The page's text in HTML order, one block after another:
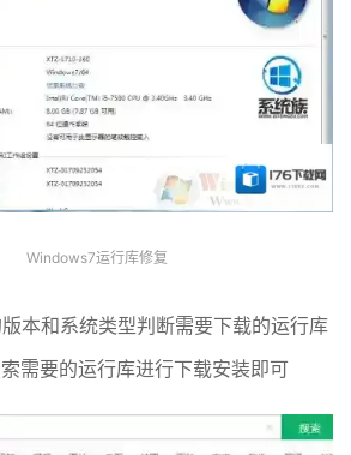
Windows7运行库修复
本和系统类型判断需要下载的运行库
需要的运行库进行下载安装即可